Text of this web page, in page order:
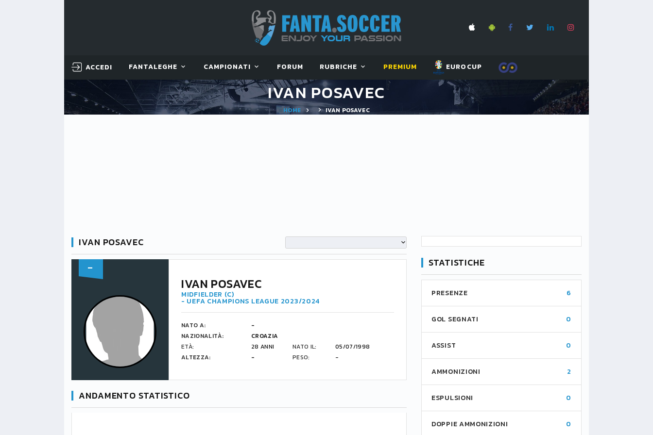
ACCEDI FANTALEGHE CAMPIONATI FORUM RUBRICHE PREMIUM EUROCUP
IVAN POSAVEC
HOME IVAN POSAVEC
IVAN POSAVEC
-
IVAN POSAVEC
MIDFIELDER (C)
- UEFA CHAMPIONS LEAGUE 2023/2024
NATO A:
-
NAZIONALITÀ:
CROAZIA
ETÀ:
28 ANNI NATO IL:
05/07/1998
ALTEZZA:
- PESO: -
ANDAMENTO STATISTICO
STATISTICHE
PRESENZE 6
GOL SEGNATI 0
ASSIST 0
AMMONIZIONI 2
ESPULSIONI 0
DOPPIE AMMONIZIONI 0